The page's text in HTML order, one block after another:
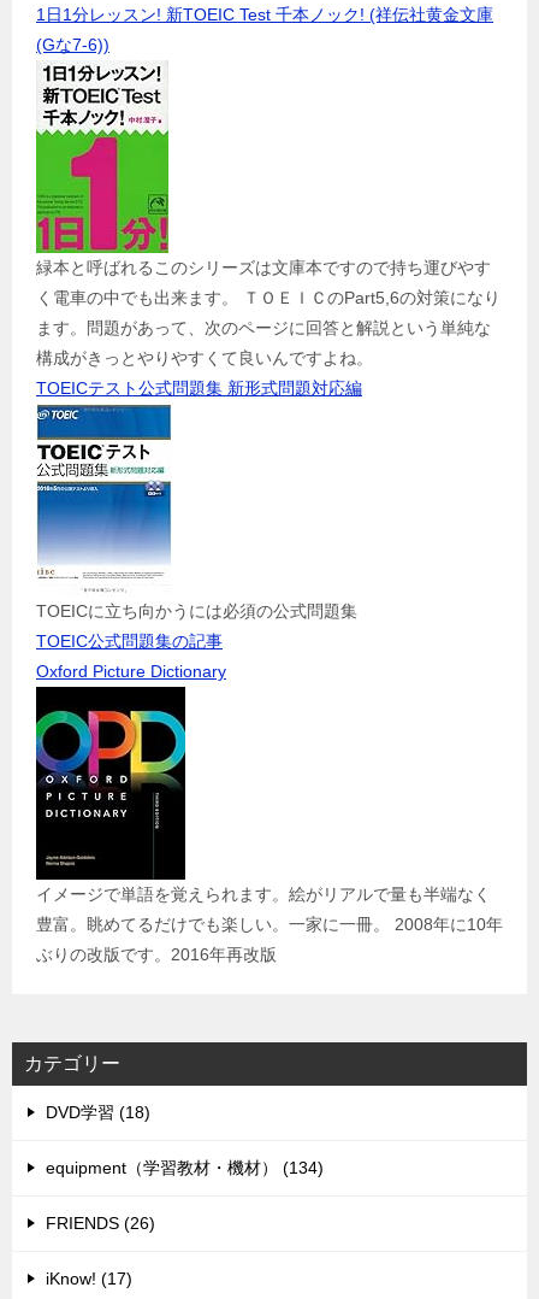
1日1分レッスン! 新TOEIC Test 千本ノック! (祥伝社黄金文庫
(Gな7-6))
緑本と呼ばれるこのシリーズは文庫本ですので持ち運びやす
く電車の中でも出来ます。 ＴＯＥＩＣのPart5,6の対策になり
ます。問題があって、次のページに回答と解説という単純な
構成がきっとやりやすくて良いんですよね。
TOEICテスト公式問題集 新形式問題対応編
TOEICに立ち向かうには必須の公式問題集
TOEIC公式問題集の記事
Oxford Picture Dictionary
イメージで単語を覚えられます。絵がリアルで量も半端なく
豊富。眺めてるだけでも楽しい。一家に一冊。 2008年に10年
ぶりの改版です。2016年再改版
カテゴリー
DVD学習 (18)
equipment（学習教材・機材） (134)
FRIENDS (26)
iKnow! (17)